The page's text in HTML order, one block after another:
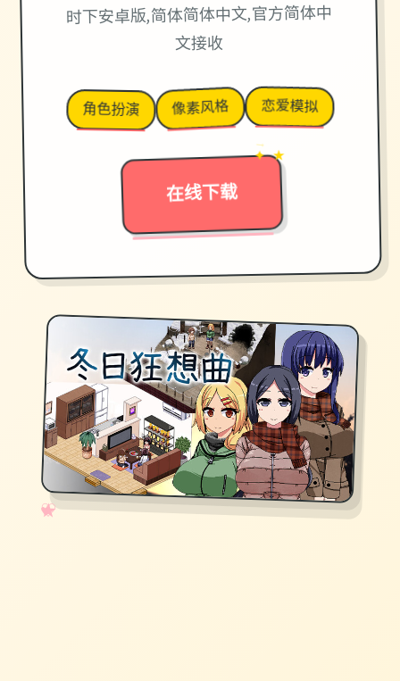
时下安卓版,简体简体中文,官方简体中
文接收
角色扮演 像素风格 恋爱模拟
在线下载
→
✦ ★
✧
♡
★
♥